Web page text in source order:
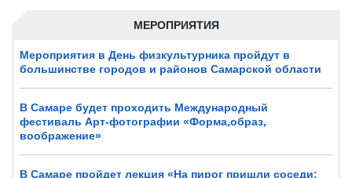
МЕРОПРИЯТИЯ
Мероприятия в День физкультурника пройдут в
большинстве городов и районов Самарской области
В Самаре будет проходить Международный
фестиваль Арт-фотографии «Форма,образ,
воображение»
В Самаре пройдет лекция «На пирог пришли соседи: